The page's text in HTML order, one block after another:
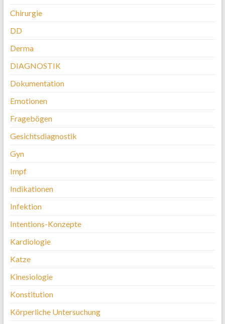
Chirurgie
DD
Derma
DIAGNOSTIK
Dokumentation
Emotionen
Fragebögen
Gesichtsdiagnostik
Gyn
Impf
Indikationen
Infektion
Intentions-Konzepte
Kardiologie
Katze
Kinesiologie
Konstitution
Körperliche Untersuchung